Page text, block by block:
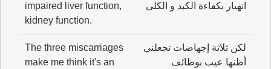
انهيار بكفاءة الكبد و الكلى
impaired liver function,
kidney function.
لكن ثلاثة إجهاضات تجعلني
أظنها عيب بوظائف
The three miscarriages
make me think it's an